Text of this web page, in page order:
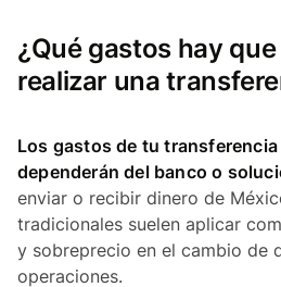
¿Qué gastos hay
realizar una
Los gastos de tu
dependerán del banco o
enviar o recibir dinero de
tradicionales suelen aplicar
y sobreprecio en el cambio de
operaciones.